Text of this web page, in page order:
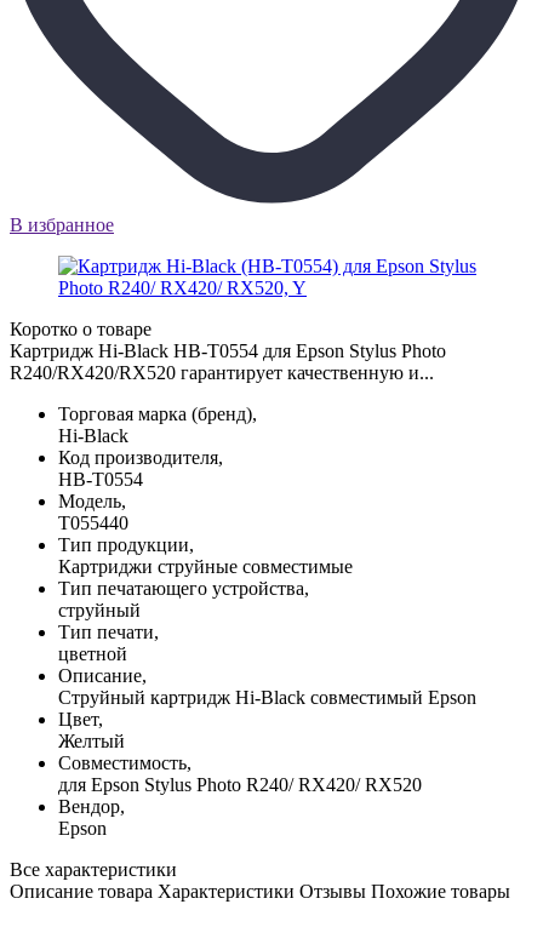
В избранное
Коротко о товаре
Картридж Hi-Black HB-T0554 для Epson Stylus Photo
R240/RX420/RX520 гарантирует качественную и...
Торговая марка (бренд),
Hi-Black
Код производителя,
HB-T0554
Модель,
T055440
Тип продукции,
Картриджи струйные совместимые
Тип печатающего устройства,
струйный
Тип печати,
цветной
Описание,
Струйный картридж Hi-Black совместимый Epson
Цвет,
Желтый
Совместимость,
для Epson Stylus Photo R240/ RX420/ RX520
Вендор,
Epson
Все характеристики
Описание товара Характеристики Отзывы Похожие товары